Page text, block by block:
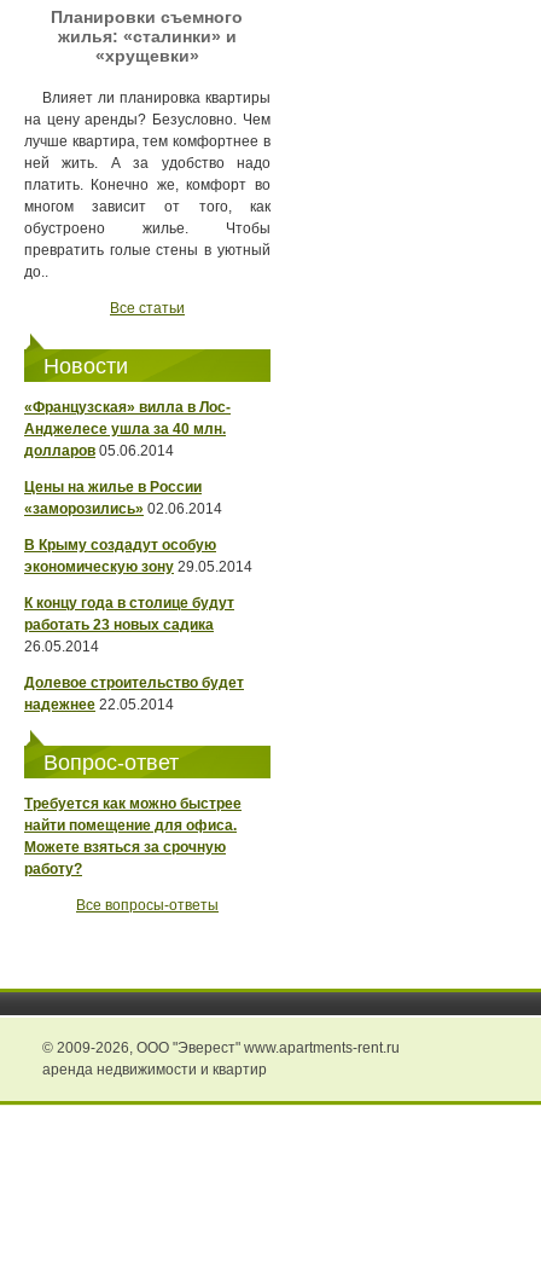
Планировки съемного
жилья: «сталинки» и
«хрущевки»
Влияет ли планировка квартиры
на цену аренды? Безусловно. Чем
лучше квартира, тем комфортнее в
ней жить. А за удобство надо
платить. Конечно же, комфорт во
многом зависит от того, как
обустроено жилье. Чтобы
превратить голые стены в уютный
до..
Все статьи
Новости
«Французская» вилла в Лос-
Анджелесе ушла за 40 млн.
долларов 05.06.2014
Цены на жилье в России
«заморозились» 02.06.2014
В Крыму создадут особую
экономическую зону 29.05.2014
К концу года в столице будут
работать 23 новых садика
26.05.2014
Долевое строительство будет
надежнее 22.05.2014
Вопрос-ответ
Требуется как можно быстрее
найти помещение для офиса.
Можете взяться за срочную
работу?
Все вопросы-ответы
© 2009-2026, ООО "Эверест" www.apartments-rent.ru
аренда недвижимости и квартир